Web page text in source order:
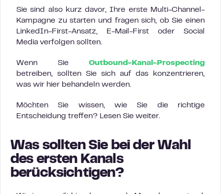
Sie sind also kurz davor, Ihre erste Multi-Channel-
Kampagne zu starten und fragen sich, ob Sie einen
LinkedIn-First-Ansatz, E-Mail-First oder Social
Media verfolgen sollten.
Wenn Sie Outbound-Kanal-Prospecting
betreiben, sollten Sie sich auf das konzentrieren,
was wir hier behandeln werden.
Möchten Sie wissen, wie Sie die richtige
Entscheidung treffen? Lesen Sie weiter.
Was sollten Sie bei der Wahl
des ersten Kanals
berücksichtigen?